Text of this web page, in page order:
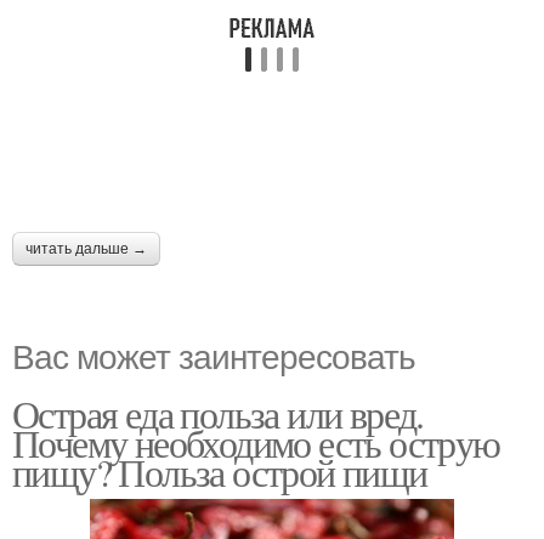
читать дальше →
Вас может заинтересовать
Острая еда польза или вред.
Почему необходимо есть острую
пищу? Польза острой пищи